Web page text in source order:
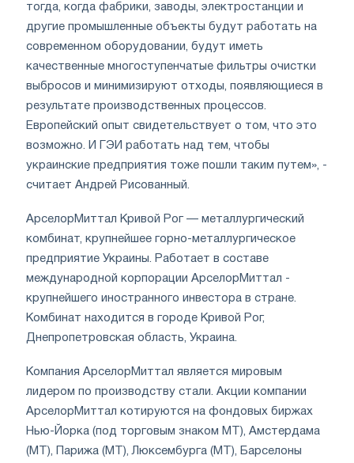
тогда, когда фабрики, заводы, электростанции и
другие промышленные объекты будут работать на
современном оборудовании, будут иметь
качественные многоступенчатые фильтры очистки
выбросов и минимизируют отходы, появляющиеся в
результате производственных процессов.
Европейский опыт свидетельствует о том, что это
возможно. И ГЭИ работать над тем, чтобы
украинские предприятия тоже пошли таким путем», -
считает Андрей Рисованный.
АрселорМиттал Кривой Рог — металлургический
комбинат, крупнейшее горно-металлургическое
предприятие Украины. Работает в составе
международной корпорации АрселорМиттал -
крупнейшего иностранного инвестора в стране.
Комбинат находится в городе Кривой Рог,
Днепропетровская область, Украина.
Компания АрселорМиттал является мировым
лидером по производству стали. Акции компании
АрселорМиттал котируются на фондовых биржах
Нью-Йорка (под торговым знаком MT), Амстердама
(MT), Парижа (MT), Люксембурга (MT), Барселоны